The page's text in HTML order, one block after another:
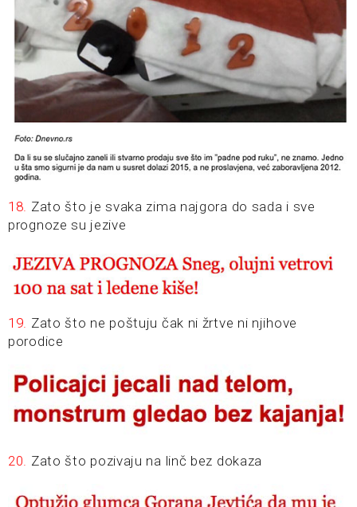
18. Zato što je svaka zima najgora do sada i sve
prognoze su jezive
19. Zato što ne poštuju čak ni žrtve ni njihove
porodice
20. Zato što pozivaju na linč bez dokaza